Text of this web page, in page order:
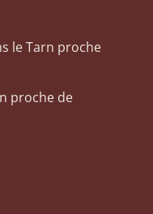
le Tarn proche
proche de